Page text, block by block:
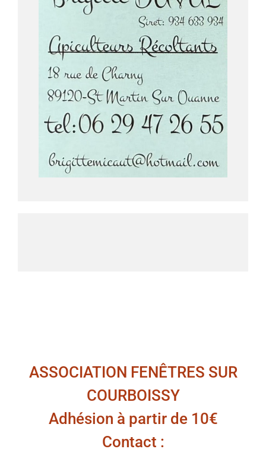
ASSOCIATION FENÊTRES SUR
COURBOISSY
Adhésion à partir de 10€
Contact :